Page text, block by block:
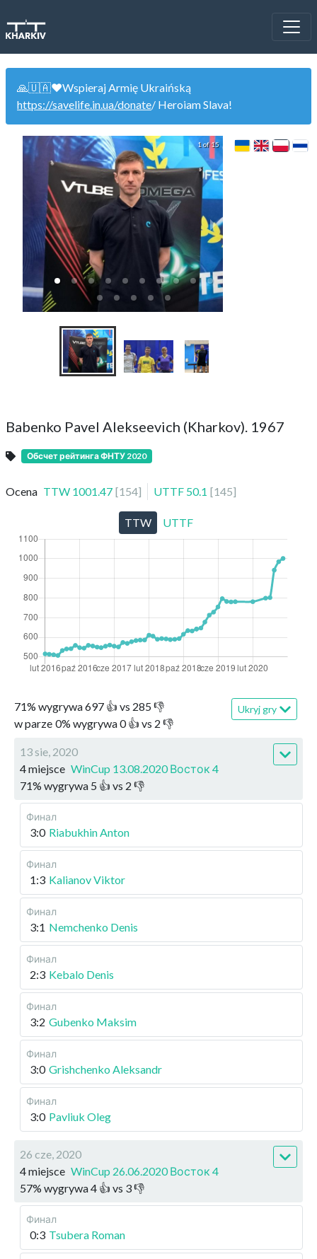
🙏🇺🇦❤️Wspieraj Armię Ukraińską
https://savelife.in.ua/donate/ Heroiam Slava!
1 of 15
Babenko Pavel Alekseevich (Kharkov). 1967
Обсчет рейтинга ФНТУ 2020
Ocena TTW 1001.47 [154] UTTF 50.1 [145]
71% wygrywa697 👍 vs 285👎
w parze 0% wygrywa0👍 vs 2 👎
Ukryj gry
13 sie, 2020
4 miejsce WinCup 13.08.2020 Восток 4
71% wygrywa 5 👍 vs 2 👎
Финал
3:0 Riabukhin Anton
Финал
1:3 Kalianov Viktor
Финал
3:1 Nemchenko Denis
Финал
2:3 Kebalo Denis
Финал
3:2 Gubenko Maksim
Финал
3:0 Grishchenko Aleksandr
Финал
3:0 Pavliuk Oleg
26 cze, 2020
4 miejsce WinCup 26.06.2020 Восток 4
57% wygrywa4 👍 vs 3👎
Финал
0:3 Tsubera Roman
TTW UTTF